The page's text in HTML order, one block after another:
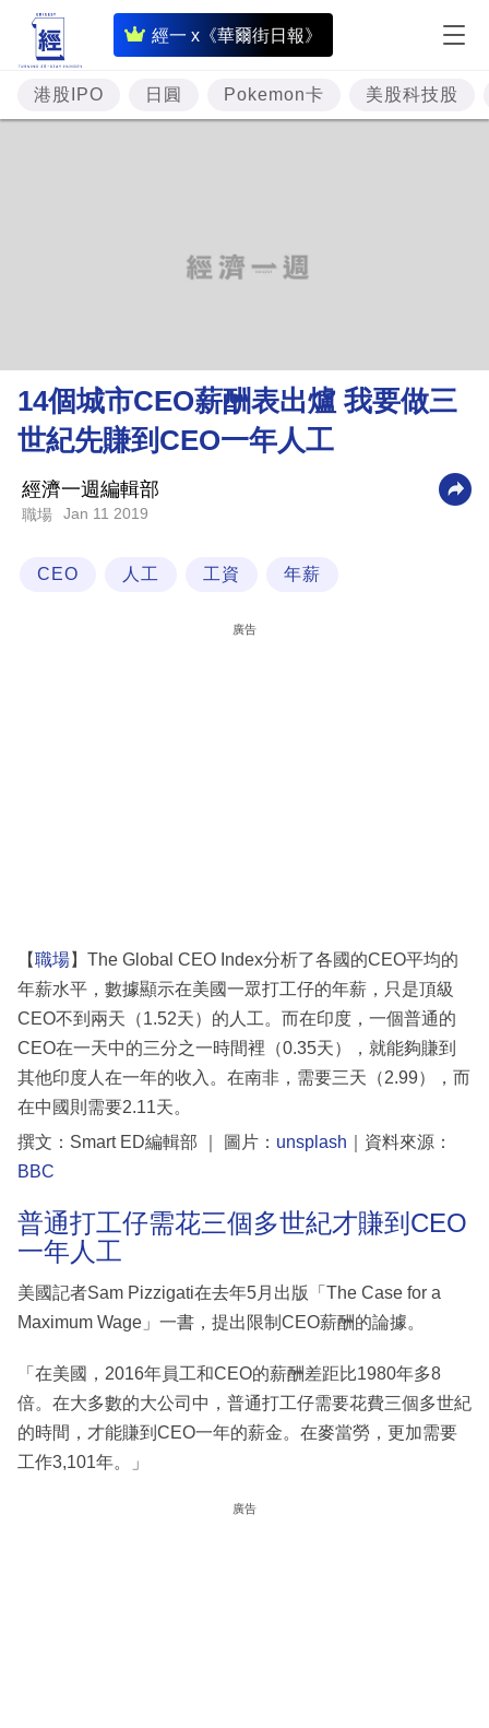
經一 x《華爾街日報》
即
時
財
經
理
財
商
業
科
區
港股IPO 日圓 Pokemon卡 美股科技股
14個城市CEO薪酬表出爐 我要做三
世紀先賺到CEO一年人工
經濟一週編輯部
職場 Jan 11 2019
CEO 人工 工資 年薪
廣告
【職場】The Global CEO Index分析了各國的CEO平均的
年薪水平，數據顯示在美國一眾打工仔的年薪，只是頂級
CEO不到兩天（1.52天）的人工。而在印度，一個普通的
CEO在一天中的三分之一時間裡（0.35天），就能夠賺到
其他印度人在一年的收入。在南非，需要三天（2.99），而
在中國則需要2.11天。
撰文：Smart ED編輯部 ｜ 圖片： unsplash ｜資料來源：
BBC
普通打工仔需花三個多世紀才賺到CEO
一年人工
美國記者Sam Pizzigati在去年5月出版「The Case for a
Maximum Wage」一書，提出限制CEO薪酬的論據。
「在美國，2016年員工和CEO的薪酬差距比1980年多8
倍。在大多數的大公司中，普通打工仔需要花費三個多世紀
的時間，才能賺到CEO一年的薪金。在麥當勞，更加需要
工作3,101年。」
廣告